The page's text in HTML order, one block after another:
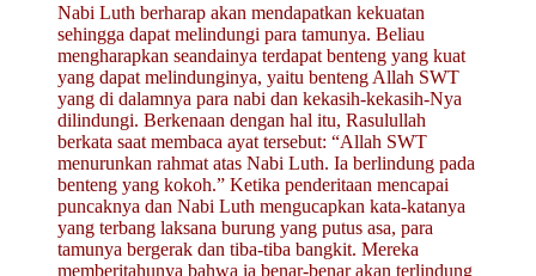
Nabi Luth berharap akan mendapatkan kekuatan
sehingga dapat melindungi para tamunya. Beliau
mengharapkan seandainya terdapat benteng yang kuat
yang dapat melindunginya, yaitu benteng Allah SWT
yang di dalamnya para nabi dan kekasih-kekasih-Nya
dilindungi. Berkenaan dengan hal itu, Rasulullah
berkata saat membaca ayat tersebut: “Allah SWT
menurunkan rahmat atas Nabi Luth. Ia berlindung pada
benteng yang kokoh.” Ketika penderitaan mencapai
puncaknya dan Nabi Luth mengucapkan kata-katanya
yang terbang laksana burung yang putus asa, para
tamunya bergerak dan tiba-tiba bangkit. Mereka
memberitahunya bahwa ia benar-benar akan terlindung